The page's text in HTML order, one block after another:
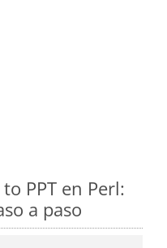
PPT en Perl:
a paso